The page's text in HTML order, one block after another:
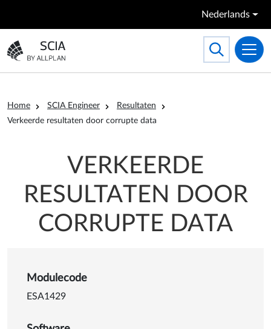
Nederlands
Ga naar homepagina
Toggle
Search
Kruimelpad
Home SCIA Engineer
Resultaten
Verkeerde resultaten door corrupte data
VERKEERDE
RESULTATEN DOOR
CORRUPTE DATA
Details van Verkeerde
Modulecode
ESA1429